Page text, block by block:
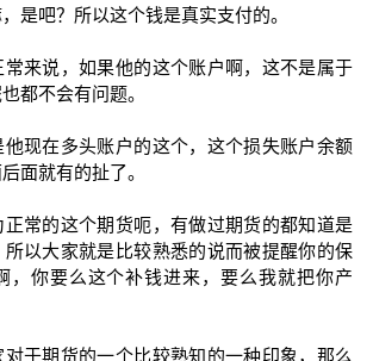
是吧？所以这个钱是真实支付的。
来说，如果他的这个账户啊，这不是属于
都不会有问题。
现在多头账户的这个，这个损失账户余额
面就有的扯了。
常的这个期货呃，有做过期货的都知道是
以大家就是比较熟悉的说而被提醒你的保
，你要么这个补钱进来，要么我就把你产
于期货的一个比较熟知的一种印象，那么